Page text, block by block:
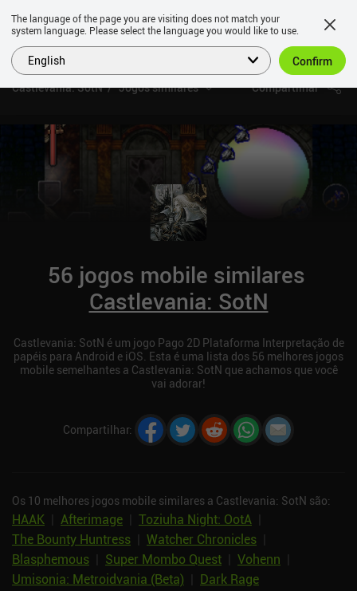
Castlevania: SotN Jogos similares Compartilhar
56 jogos mobile similares
Castlevania: SotN
Castlevania: SotN é um jogo Pago 2D Plataforma Interpretação de
papéis para Android e iOS. Esta é uma lista dos 56 melhores jogos
mobile semelhantes a Castlevania: SotN que achamos que você
vai adorar!
Compartilhar:
Os 10 melhores jogos mobile similares a Castlevania: SotN são:
HAAK Afterimage Toziuha Night: OotA
The Bounty Huntress
Watcher Chronicles
Blasphemous
Super Mombo Quest Vohenn
Umisonia: Metroidvania (Beta)
Dark Rage
The language of the page you are visiting does not match your
system language. Please select the language you would like to use.
English Confirm